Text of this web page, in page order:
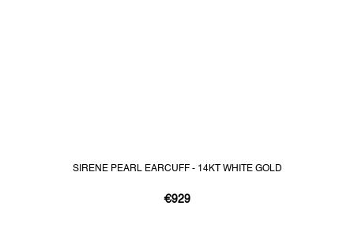
SIRENE PEARL EARCUFF - 14KT WHITE GOLD
€929